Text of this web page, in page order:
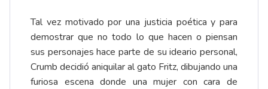
Tal vez motivado por una justicia poética y para
demostrar que no todo lo que hacen o piensan
sus personajes hace parte de su ideario personal,
Crumb decidió aniquilar al gato Fritz, dibujando una
furiosa escena donde una mujer con cara de